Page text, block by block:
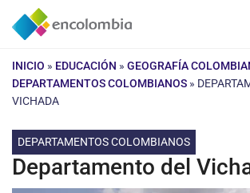
Saltar
INICIO » EDUCACIÓN » GEOGRAFÍA
DEPARTAMENTOS COLOMBIANOS »
VICHADA
DEPARTAMENTOS COLOMBIANOS
Departamento del